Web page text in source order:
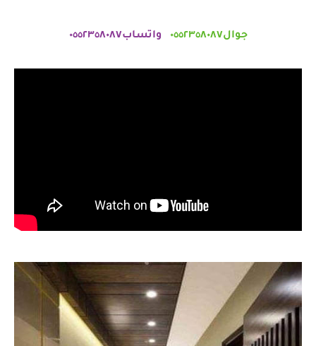
جوال٠٥٥٢٣٥٨٠٨٧ واتساب٠٥٥٢٣٥٨٠٨٧